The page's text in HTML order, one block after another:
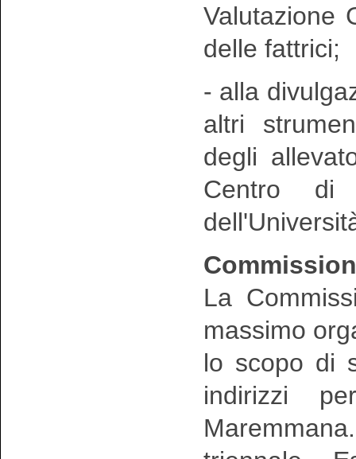
Valutazione
delle fattrici;
- alla
altri
degli
Centro di
La
massimo
lo scopo di
indirizzi